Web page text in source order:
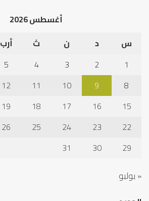
أغسطس 2026
س
د ن ث أرب
1
2
3
4
5
8
9
10
11
12
15
16
17
18
19
22
23
24
25
26
29
30
31
« يوليو